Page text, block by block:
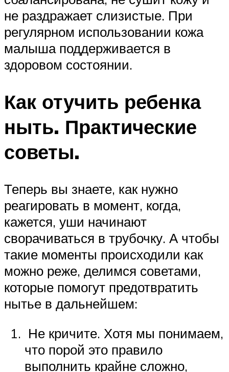
не раздражает слизистые. При
регулярном использовании кожа
малыша поддерживается в
здоровом состоянии.
Как отучить ребенка
ныть. Практические
советы.
Теперь вы знаете, как нужно
реагировать в момент, когда,
кажется, уши начинают
сворачиваться в трубочку. А чтобы
такие моменты происходили как
можно реже, делимся советами,
которые помогут предотвратить
нытье в дальнейшем:
Не кричите. Хотя мы понимаем,
что порой это правило
выполнить крайне сложно,